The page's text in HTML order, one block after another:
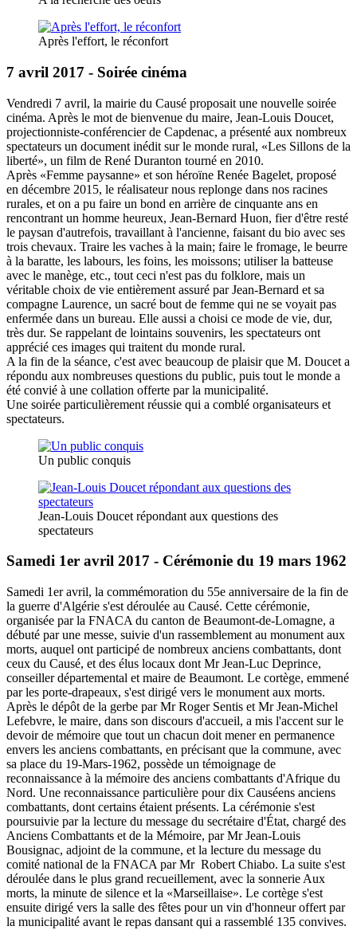
Après l'effort, le réconfort
7 avril 2017 - Soirée cinéma
Vendredi 7 avril, la mairie du Causé proposait une nouvelle soirée
cinéma. Après le mot de bienvenue du maire, Jean-Louis Doucet,
projectionniste-conférencier de Capdenac, a présenté aux nombreux
spectateurs un document inédit sur le monde rural, «Les Sillons de la
liberté», un film de René Duranton tourné en 2010.
Après «Femme paysanne» et son héroïne Renée Bagelet, proposé
en décembre 2015, le réalisateur nous replonge dans nos racines
rurales, et on a pu faire un bond en arrière de cinquante ans en
rencontrant un homme heureux, Jean-Bernard Huon, fier d'être resté
le paysan d'autrefois, travaillant à l'ancienne, faisant du bio avec ses
trois chevaux. Traire les vaches à la main; faire le fromage, le beurre
à la baratte, les labours, les foins, les moissons; utiliser la batteuse
avec le manège, etc., tout ceci n'est pas du folklore, mais un
véritable choix de vie entièrement assuré par Jean-Bernard et sa
compagne Laurence, un sacré bout de femme qui ne se voyait pas
enfermée dans un bureau. Elle aussi a choisi ce mode de vie, dur,
très dur. Se rappelant de lointains souvenirs, les spectateurs ont
apprécié ces images qui traitent du monde rural.
A la fin de la séance, c'est avec beaucoup de plaisir que M. Doucet a
répondu aux nombreuses questions du public, puis tout le monde a
été convié à une collation offerte par la municipalité.
Une soirée particulièrement réussie qui a comblé organisateurs et
spectateurs.
Un public conquis
Jean-Louis Doucet répondant aux questions des
spectateurs
Samedi 1er avril 2017 - Cérémonie du 19 mars 1962
Samedi 1er avril, la commémoration du 55e anniversaire de la fin de
la guerre d'Algérie s'est déroulée au Causé. Cette cérémonie,
organisée par la FNACA du canton de Beaumont-de-Lomagne, a
débuté par une messe, suivie d'un rassemblement au monument aux
morts, auquel ont participé de nombreux anciens combattants, dont
ceux du Causé, et des élus locaux dont Mr Jean-Luc Deprince,
conseiller départemental et maire de Beaumont. Le cortège, emmené
par les porte-drapeaux, s'est dirigé vers le monument aux morts.
Après le dépôt de la gerbe par Mr Roger Sentis et Mr Jean-Michel
Lefebvre, le maire, dans son discours d'accueil, a mis l'accent sur le
devoir de mémoire que tout un chacun doit mener en permanence
envers les anciens combattants, en précisant que la commune, avec
sa place du 19-Mars-1962, possède un témoignage de
reconnaissance à la mémoire des anciens combattants d'Afrique du
Nord. Une reconnaissance particulière pour dix Causéens anciens
combattants, dont certains étaient présents. La cérémonie s'est
poursuivie par la lecture du message du secrétaire d'État, chargé des
Anciens Combattants et de la Mémoire, par Mr Jean-Louis
Bousignac, adjoint de la commune, et la lecture du message du
comité national de la FNACA par Mr Robert Chiabo. La suite s'est
déroulée dans le plus grand recueillement, avec la sonnerie Aux
morts, la minute de silence et la «Marseillaise». Le cortège s'est
ensuite dirigé vers la salle des fêtes pour un vin d'honneur offert par
la municipalité avant le repas dansant qui a rassemblé 135 convives.